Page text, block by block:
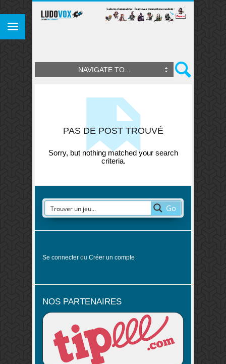
NAVIGATE TO...
PAS DE POST TROUVÉ
Sorry, but nothing matched your search
criteria.
Go
Se connecter ou Créer un compte
NOS PARTENAIRES